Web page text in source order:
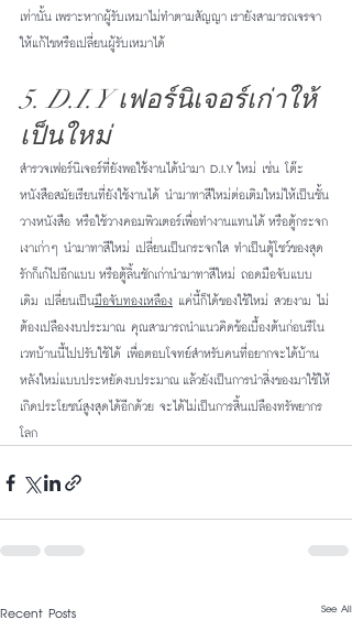
เท่านั้น เพราะหากผู้รับเหมาไม่ทำตามสัญญา เรายังสามารถเจรจา
ให้แก้ไขหรือเปลี่ยนผู้รับเหมาได้
5. D.I.Y เฟอร์นิเจอร์เก่าให้
เป็นใหม่
สำรวจเฟอร์นิเจอร์ที่ยังพอใช้งานได้นำมา D.I.Y ใหม่ เช่น โต๊ะ
หนังสือสมัยเรียนที่ยังใช้งานได้ นำมาทาสีใหม่ต่อเติมใหม่ให้เป็นชั้น
วางหนังสือ หรือใช้วางคอมพิวเตอร์เพื่อทำงานแทนได้ หรือตู้กระจก
เงาเก่าๆ นำมาทาสีใหม่ เปลี่ยนเป็นกระจกใส ทำเป็นตู้โชว์ของสุด
รักก็เก๋ไปอีกแบบ หรือตู้ลิ้นชักเก่านำมาทาสีใหม่ ถอดมือจับแบบ
เดิม เปลี่ยนเป็นมือจับทองเหลือง แค่นี้ก็ได้ของใช้ใหม่ สวยงาม ไม่
ต้องเปลืองงบประมาณ คุณสามารถนำแนวคิดข้อเบื้องต้นก่อนรีโน
เวทบ้านนี้ไปปรับใช้ได้ เพื่อตอบโจทย์สำหรับคนที่อยากจะได้บ้าน
หลังใหม่แบบประหยัดงบประมาณ แล้วยังเป็นการนำสิ่งของมาใช้ให้
เกิดประโยชน์สูงสุดได้อีกด้วย จะได้ไม่เป็นการสิ้นเปลืองทรัพยากร
โลก
Recent Posts See All